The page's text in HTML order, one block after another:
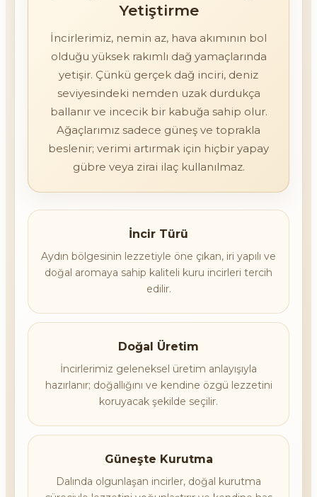
Yetiştirme
İncirlerimiz, nemin az, hava akımının bol
olduğu yüksek rakımlı dağ yamaçlarında
yetişir. Çünkü gerçek dağ inciri, deniz
seviyesindeki nemden uzak durdukça
ballanır ve incecik bir kabuğa sahip olur.
Ağaçlarımız sadece güneş ve toprakla
beslenir; verimi artırmak için hiçbir yapay
gübre veya zirai ilaç kullanılmaz.
İncir Türü
Aydın bölgesinin lezzetiyle öne çıkan, iri yapılı ve
doğal aromaya sahip kaliteli kuru incirleri tercih
edilir.
Doğal Üretim
İncirlerimiz geleneksel üretim anlayışıyla
hazırlanır; doğallığını ve kendine özgü lezzetini
koruyacak şekilde seçilir.
Güneşte Kurutma
Dalında olgunlaşan incirler, doğal kurutma